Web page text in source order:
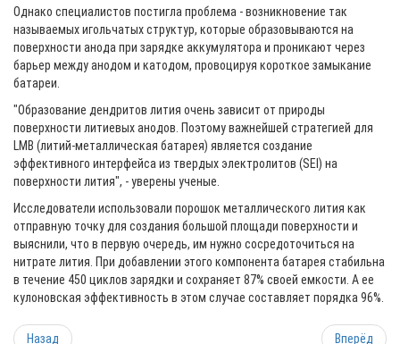
Однако специалистов постигла проблема - возникновение так
называемых игольчатых структур, которые образовываются на
поверхности анода при зарядке аккумулятора и проникают через
барьер между анодом и катодом, провоцируя короткое замыкание
батареи.
"Образование дендритов лития очень зависит от природы
поверхности литиевых анодов. Поэтому важнейшей стратегией для
LMB (литий-металлическая батарея) является создание
эффективного интерфейса из твердых электролитов (SEI) на
поверхности лития", - уверены ученые.
Исследователи использовали порошок металлического лития как
отправную точку для создания большой площади поверхности и
выяснили, что в первую очередь, им нужно сосредоточиться на
нитрате лития. При добавлении этого компонента батарея стабильна
в течение 450 циклов зарядки и сохраняет 87% своей емкости. А ее
кулоновская эффективность в этом случае составляет порядка 96%.
Назад Вперёд